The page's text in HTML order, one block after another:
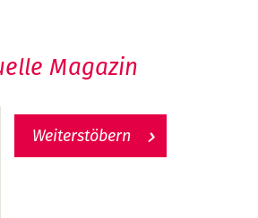
Magazin
Weiterstöbern